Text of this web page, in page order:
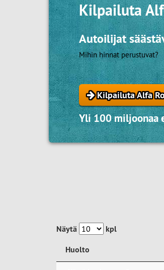
Kilpailuta
Autoilijat
Mihin hinnat perustuvat?
Kilpailuta Alfa
Yli 100 miljoonaa
Näytä
kpl
Huolto